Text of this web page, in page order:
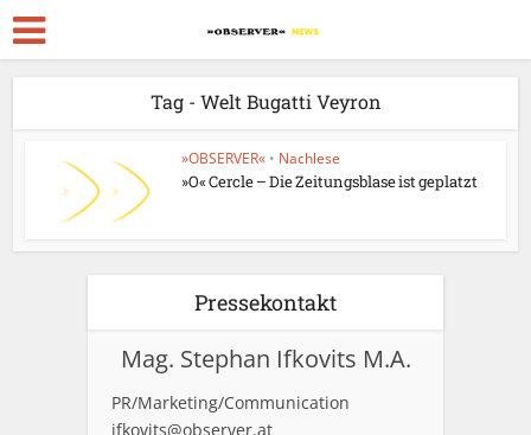
Tag - Welt Bugatti Veyron
»OBSERVER« • Nachlese
»O« Cercle – Die Zeitungsblase ist geplatzt
Pressekontakt
Mag. Stephan Ifkovits M.A.
PR/Marketing/Communication
ifkovits@observer.at